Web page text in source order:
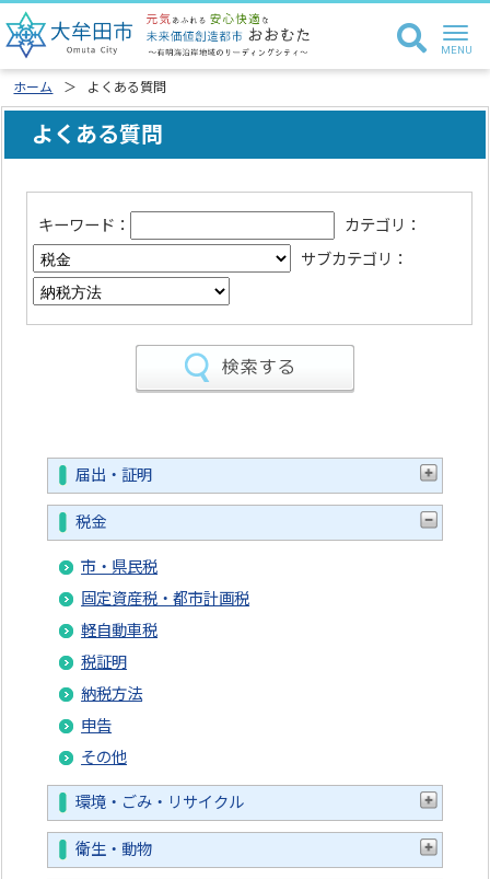
ホーム よくある質問
よくある質問
キーワード：
カテゴリ：
サブカテゴリ：
届出・証明
税金
市・県民税
固定資産税・都市計画税
軽自動車税
税証明
納税方法
申告
その他
環境・ごみ・リサイクル
衛生・動物